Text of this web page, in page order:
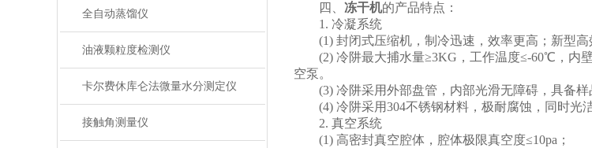
全自动蒸馏仪
油液颗粒度检测仪
卡尔费休库仑法微量水分测定仪
接触角测量仪
四、 冻干机的产品特点：
1. 冷凝系统
(1) 封闭式压缩机，制冷迅速，效率更高；新型高
(2) 冷阱最大捕水量≥3KG，工作温度≤-60℃，内壁
空泵。
(3) 冷阱采用外部盘管，内部光滑无障碍，具备样
(4) 冷阱采用304不锈钢材料，极耐腐蚀，同时光洁
2. 真空系统
(1) 高密封真空腔体，腔体极限真空度≤10pa；